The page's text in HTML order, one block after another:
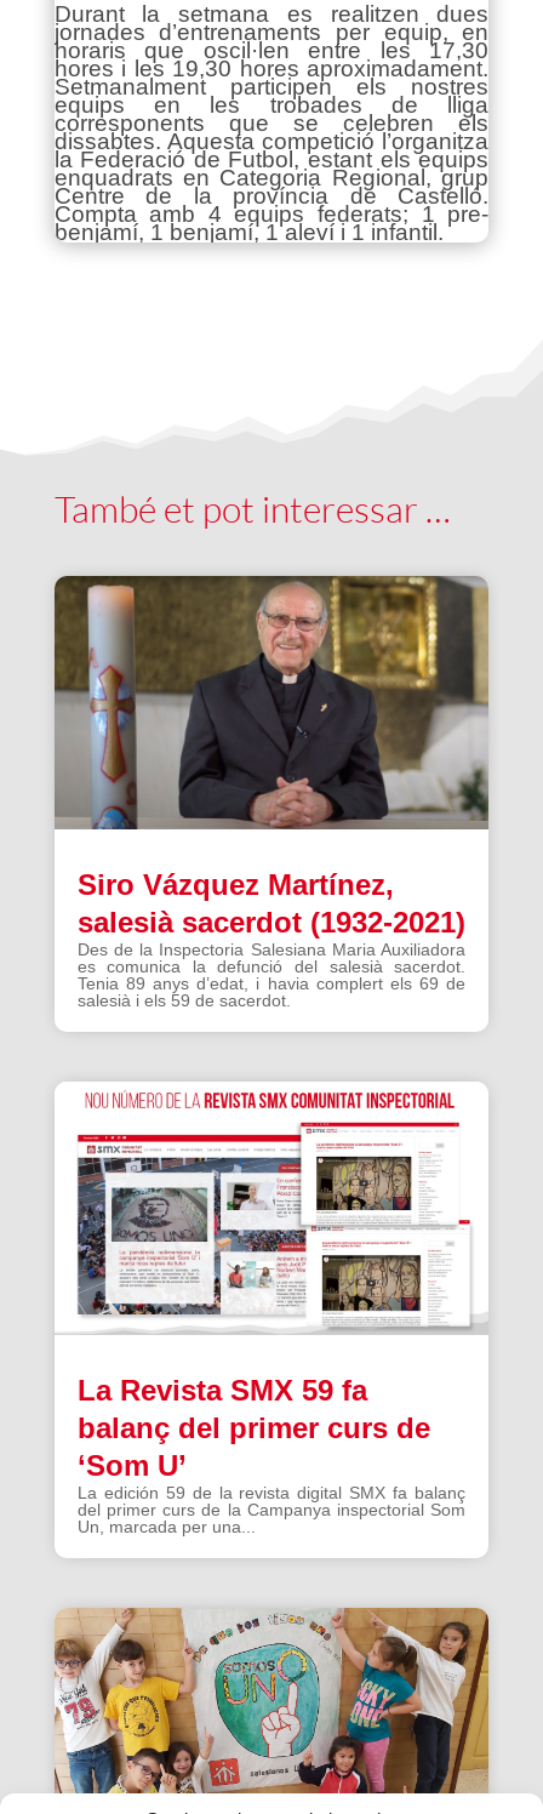
Durant la setmana es realitzen dues
jornades d’entrenaments per equip, en
horaris que oscil·len entre les 17,30
hores i les 19,30 hores aproximadament.
Setmanalment participen els nostres
equips en les trobades de lliga
corresponents que se celebren els
dissabtes. Aquesta competició l’organitza
la Federació de Futbol, estant els equips
enquadrats en Categoria Regional, grup
Centre de la província de Castelló.
Compta amb 4 equips federats; 1 pre-
benjamí, 1 benjamí, 1 aleví i 1 infantil.
També et pot interessar …
Siro Vázquez Martínez,
salesià sacerdot (1932-2021)
Des de la Inspectoria Salesiana Maria Auxiliadora
es comunica la defunció del salesià sacerdot.
Tenia 89 anys d’edat, i havia complert els 69 de
salesià i els 59 de sacerdot.
La Revista SMX 59 fa
balanç del primer curs de
‘Som U’
La edición 59 de la revista digital SMX fa balanç
del primer curs de la Campanya inspectorial Som
Un, marcada per una...